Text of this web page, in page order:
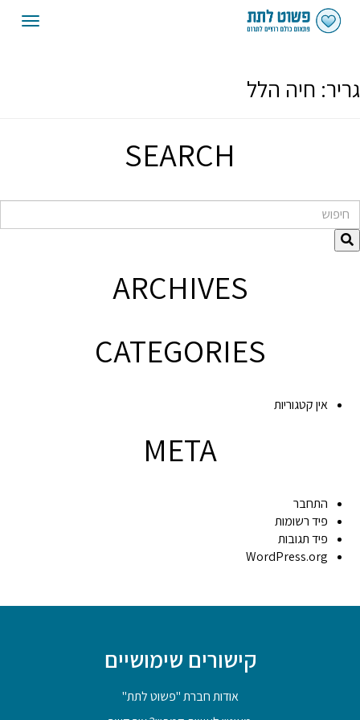
גריר: חיה הלל
SEARCH
חיפוש
ARCHIVES
CATEGORIES
אין קטגוריות
META
התחבר
פיד רשומות
פיד תגובות
WordPress.org
קישורים שימושיים
אודות חברת "פשוט לתת"